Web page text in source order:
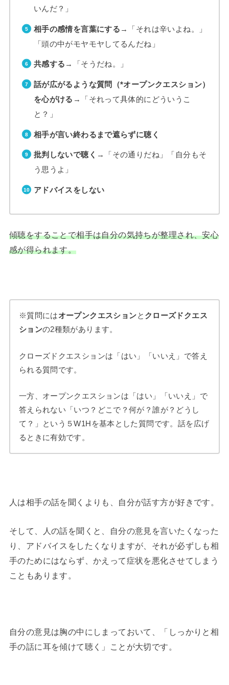
いんだ？」
相手の感情を言葉にする →「それは辛いよね。」
「頭の中がモヤモヤしてるんだね」
共感する →「そうだね。」
話が広がるような質問（*オープンクエスション）
を心がける →「それって具体的にどういうこ
と？」
相手が言い終わるまで遮らずに聴く
批判しないで聴く →「その通りだね」「自分もそ
う思うよ」
アドバイスをしない
傾聴をすることで相手は自分の気持ちが整理され、安心
感が得られます。
※質問にはオープンクエスションと クローズドクエス
ションの2種類があります。
クローズドクエスションは「はい」「いいえ」で答え
られる質問です。
一方、オープンクエスションは「はい」「いいえ」で
答えられない「いつ？どこで？何が？誰が？どうし
て？」という５W1Hを基本とした質問です。話を広げ
るときに有効です。
人は相手の話を聞くよりも、自分が話す方が好きです。
そして、人の話を聞くと、自分の意見を言いたくなった
り、アドバイスをしたくなりますが、それが必ずしも相
手のためにはならず、かえって症状を悪化させてしまう
こともあります。
自分の意見は胸の中にしまっておいて、「しっかりと相
手の話に耳を傾けて聴く」ことが大切です。